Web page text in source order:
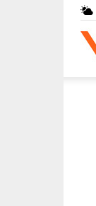
VIRA